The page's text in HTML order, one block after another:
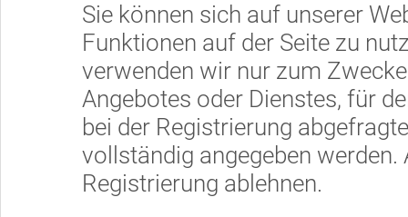
Sie können sich auf unserer
Funktionen auf der Seite zu
verwenden wir nur zum
Angebotes oder Dienstes, für
bei der Registrierung
vollständig angegeben
Registrierung ablehnen.